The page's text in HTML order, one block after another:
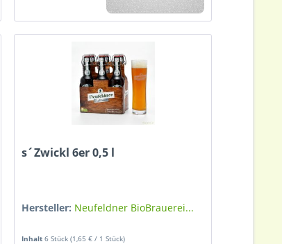
s´Zwickl 6er 0,5 l
Hersteller: Neufeldner BioBrauerei...
Inhalt6 Stück(1,65 € / 1 Stück)